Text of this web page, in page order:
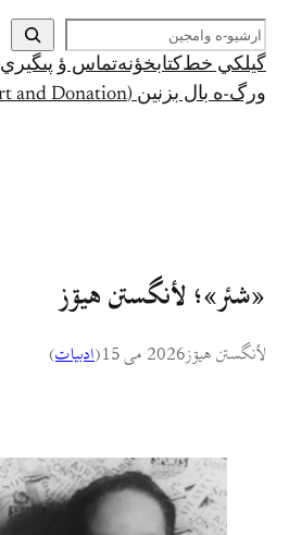
ج
س
ت
ج
گيلکي خط کتابخؤنهتماس ؤ پىگيري
ورگ-ه بال بزنين (Support and Donation)
«شئر»؛ لأنگستن هيۊز
لأنگستن هيۊز2026 می 15 (ادبيات)